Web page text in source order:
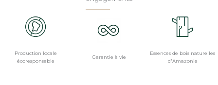
Production locale
écoresponsable
Garantie à vie
Essences de bois naturelles
d'Amazonie